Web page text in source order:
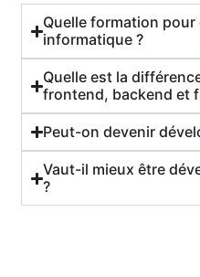
Quelle formation
informatique ?
Quelle est la
frontend, backend et
Peut-on devenir
Vaut-il mieux être
?